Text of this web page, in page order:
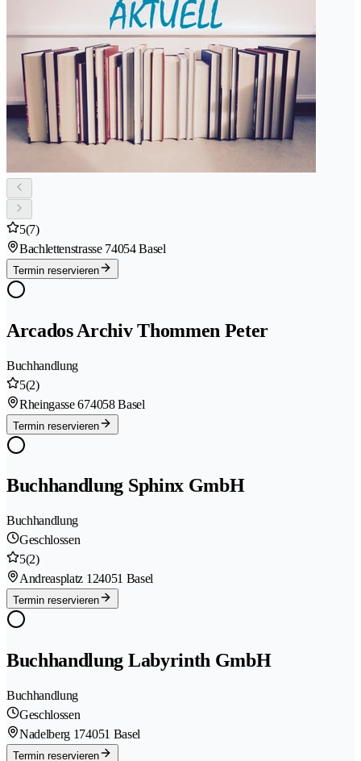
5(7)
Bachlettenstrasse 74054 Basel
Termin reservieren
Arcados Archiv Thommen Peter
Buchhandlung
5(2)
Rheingasse 674058 Basel
Termin reservieren
Buchhandlung Sphinx GmbH
Buchhandlung
Geschlossen
5(2)
Andreasplatz 124051 Basel
Termin reservieren
Buchhandlung Labyrinth GmbH
Buchhandlung
Geschlossen
Nadelberg 174051 Basel
Termin reservieren